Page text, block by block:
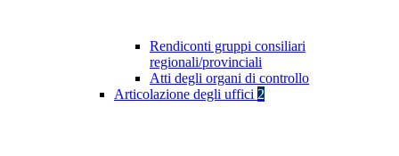
Rendiconti gruppi consiliari
regionali/provinciali
Atti degli organi di controllo
Articolazione degli uffici 2